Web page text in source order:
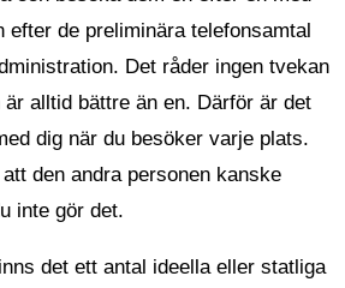
efter de preliminära telefonsamtal
Det råder ingen tvekan
alltid bättre än en. Därför är det
dig när du besöker varje plats.
den andra personen kanske
inte gör det.
det ett antal ideella eller statliga